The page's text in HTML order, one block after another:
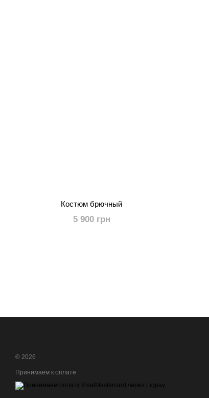
Костюм брючный
5 900 грн
© 2026
Принимаем к оплате